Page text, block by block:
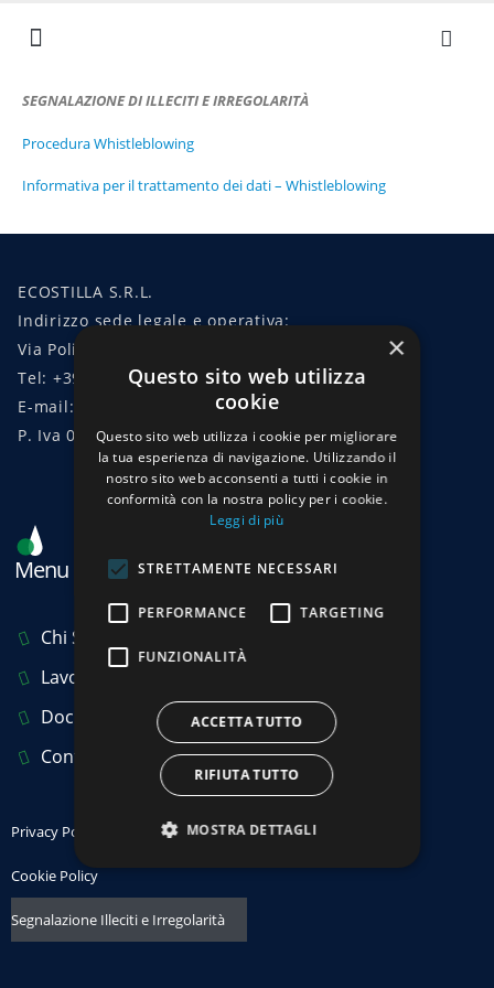
SEGNALAZIONE DIILLECITI E IRREGOLARITÀ
Procedura Whistleblowing
Informativa per il trattamento dei dati – Whistleblowing
ECOSTILLA S.R.L.
Indirizzo sede legale e operativa:
Via Policarpo Petrocchi, 10, 20127 Milano
Tel: +39 02 91 324 619
E-mail: sales@ecostilla.com
P. Iva 02276650963 – CF 10264770156
Menu
Chi Siamo
Lavora con noi
Documenti utili
Contattaci
Privacy Policy
Cookie Policy
Segnalazione Illeciti e Irregolarità
×
Questo sito web utilizza
cookie
Questo sito web utilizza i cookie per migliorare
la tua esperienza di navigazione. Utilizzando il
nostro sito web acconsenti a tutti i cookie in
conformità con la nostra policy per i cookie.
Leggi di più
STRETTAMENTE NECESSARI
PERFORMANCE TARGETING
FUNZIONALITÀ
ACCETTA TUTTO
RIFIUTA TUTTO
MOSTRA DETTAGLI